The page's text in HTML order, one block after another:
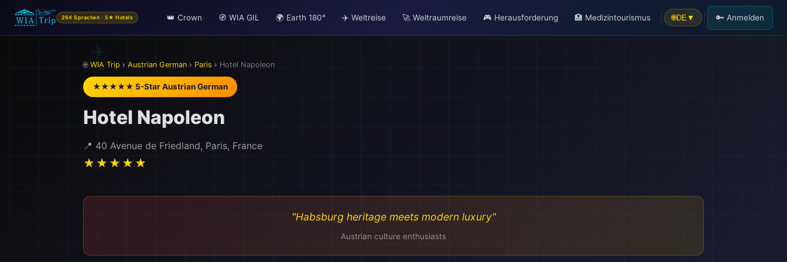
264 Sprachen · 5★ Hotels 👑 Crown 🧭 WIA GIL 🌍 Earth 180° ✈️ Weltreise 🚀 Weltraumreise 🎮 Herausforderung 🏥 Medizintourismus 🌐DE ▼ 🔑 Anmelden
🌐 WIA Trip › Austrian German › Paris › Hotel Napoleon
★★★★★ 5-Star Austrian German
Hotel Napoleon
📍 40 Avenue de Friedland, Paris, France
★★★★★
"Habsburg heritage meets modern luxury"
Austrian culture enthusiasts